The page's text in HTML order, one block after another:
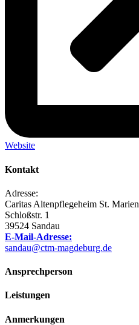
Website
Kontakt
Adresse:
Caritas Altenpflegeheim St. Marien
Schloßstr. 1
39524 Sandau
E-Mail-Adresse:
sandau@ctm-magdeburg.de
Ansprechperson
Leistungen
Anmerkungen